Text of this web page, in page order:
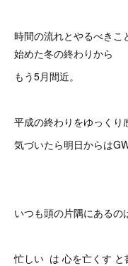
時間の流れとやるべきこ
始めた冬の終わりから
もう5月間近。
平成の終わりをゆっくり
気づいたら明日からは
いつも頭の片隅にあるの
忙しい は 心を亡くす と